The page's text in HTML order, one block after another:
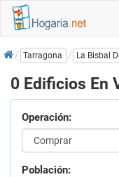
InicioTarragona La Bisbal
0 Edificios En
Operación:
Población: